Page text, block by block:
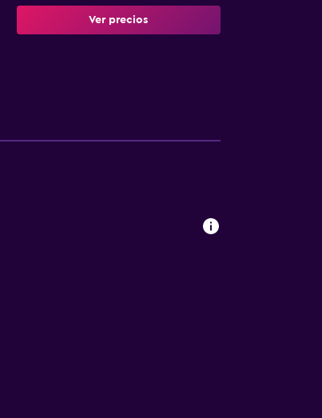
Ver precios